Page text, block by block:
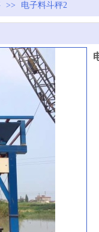
>> 电子料斗秤2